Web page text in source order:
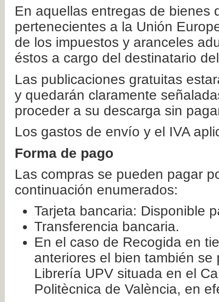
En aquellas entregas de bienes
pertenecientes a la Unión
de los impuestos y aranceles
éstos a cargo del destinatario
Las publicaciones gratuitas
y quedarán claramente
proceder a su descarga sin
Los gastos de envío y el IVA
Forma de pago
Las compras se pueden pagar
continuación enumerados:
Tarjeta bancaria: Disponible
Transferencia bancaria.
En el caso de Recogida en
anteriores el bien también
Librería UPV situada en el
Politècnica de València, en